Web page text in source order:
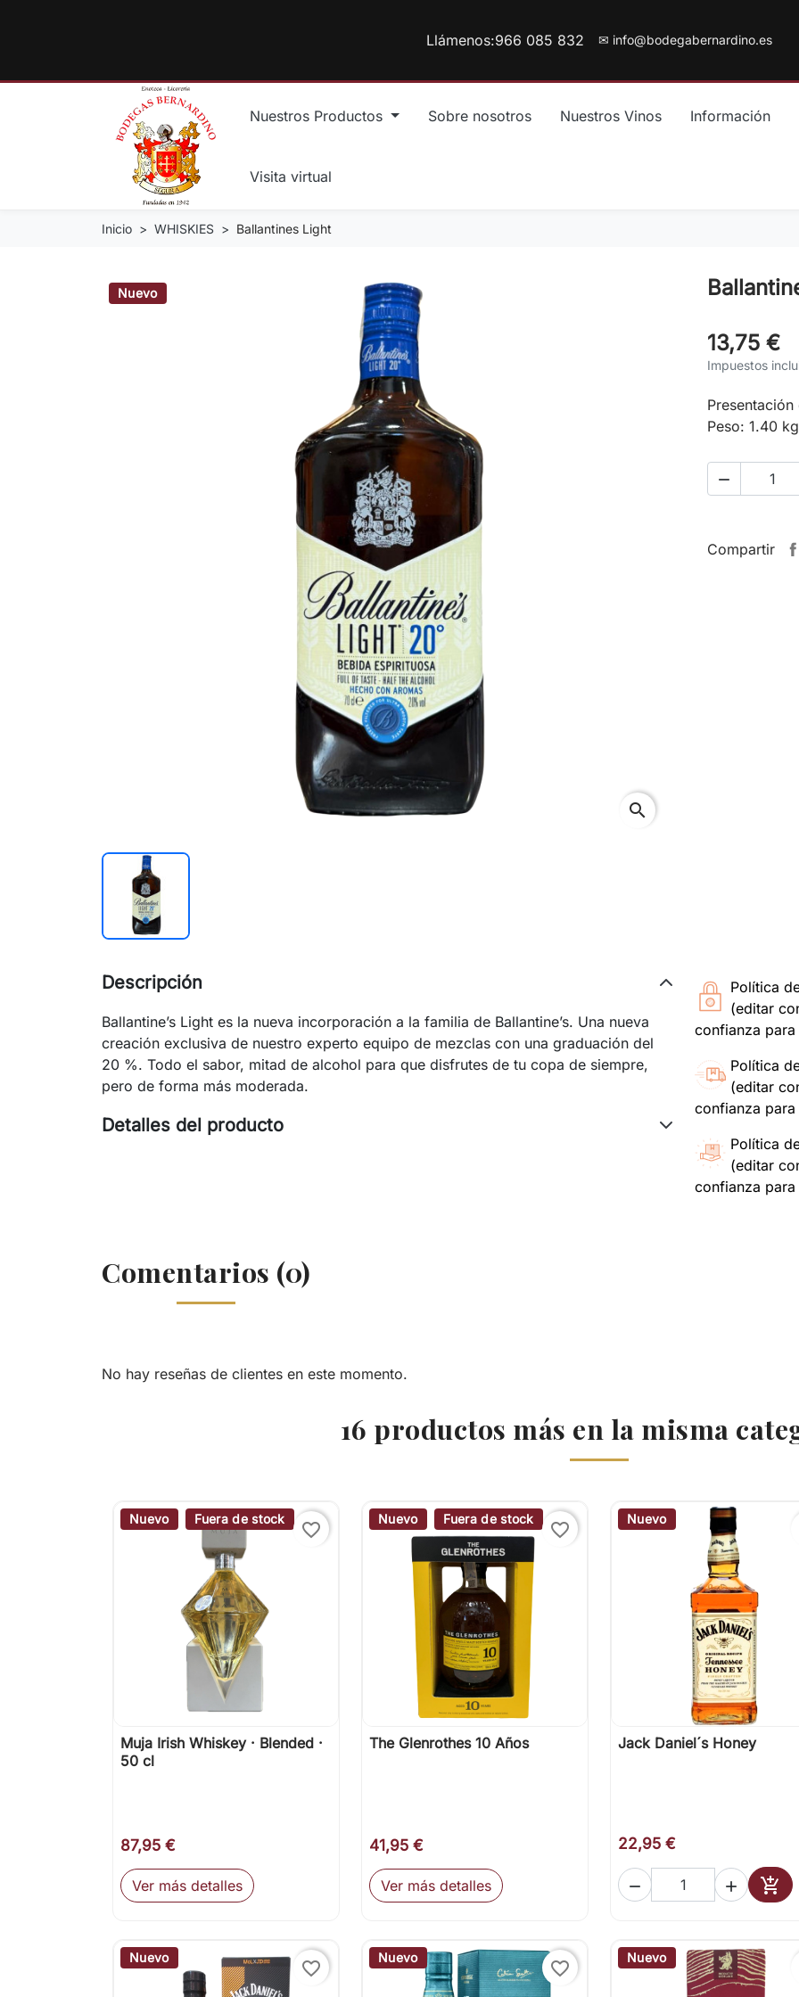
Llámenos:966 085 832 ✉ info@bodegabernardino.es
Nuestros Productos Sobre nosotros Nuestros Vinos Información
Visita virtual
Inicio WHISKIES Ballantines Light
Nuevo
search
13,75 €
Impuestos
Peso: 1.40

Compartir
Política
(editar
confianza
Política
(editar
confianza
Política
(editar
confianza
Descripción
Ballantine’s Light es la nueva incorporación a la familia de Ballantine’s. Una nueva
creación exclusiva de nuestro experto equipo de mezclas con una graduación del
20 %. Todo el sabor, mitad de alcohol para que disfrutes de tu copa de siempre,
pero de forma más moderada.
Detalles del producto
Comentarios (0)
No hay reseñas de clientes en este momento.
16 productos más en la misma
Nuevo Fuera de stock
favorite_border
 Vista rápida
Muja Irish Whiskey · Blended ·
50 cl
87,95 €
Ver más detalles
Nuevo Fuera de stock
favorite_border
 Vista rápida
The Glenrothes 10 Años
41,95 €
Ver más detalles
Nuevo
 Vista rápida
Jack Daniel´s Honey
22,95 €
  
Nuevo
favorite_border
Nuevo
favorite_border
Nuevo